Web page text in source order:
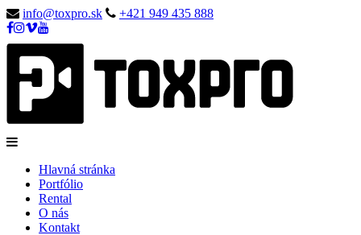
info@toxpro.sk +421 949 435 888
Hlavná stránka
Portfólio
Rental
O nás
Kontakt